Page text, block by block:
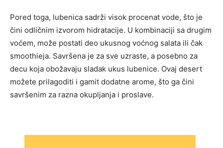
Pored toga, lubenica sadrži visok procenat vode, što je
čini odličnim izvorom hidratacije. U kombinaciji sa drugim
voćem, može postati deo ukusnog voćnog salata ili čak
smoothieja. Savršena je za sve uzraste, a posebno za
decu koja obožavaju sladak ukus lubenice. Ovaj desert
možete prilagoditi i gamit dodatne arome, što ga čini
savršenim za razna okupljanja i proslave.